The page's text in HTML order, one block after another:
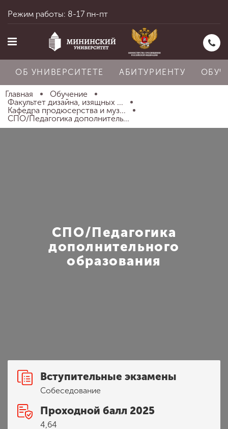
Главная
Обучение
Наука
деятельности
Студенческая жизнь
Режим работы: 8-17 пн-пт
ОБ УНИВЕРСИТЕТЕ АБИТУРИЕНТУ
Главная
Обучение
Факультет дизайна, изящных ...
Кафедра продюсерства и муз...
СПО/Педагогика дополнитель...
СПО/Педагогика
дополнительного
образования
Вступительные экзамены
Собеседование
Проходной балл 2025
4,64